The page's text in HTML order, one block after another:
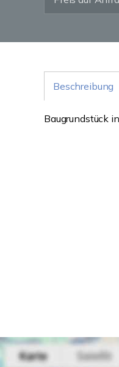
Beschreibung
Baugrundstück